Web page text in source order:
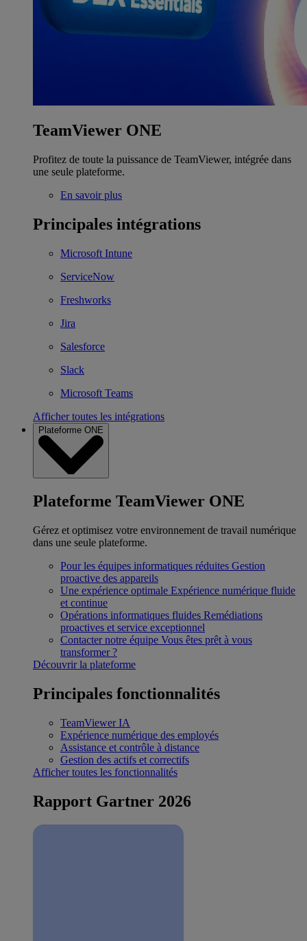
TeamViewer ONE
Profitez de toute la puissance de TeamViewer, intégrée dans
une seule plateforme.
En savoir plus
Principales intégrations
Microsoft Intune
ServiceNow
Freshworks
Jira
Salesforce
Slack
Microsoft Teams
Afficher toutes les intégrations
Plateforme ONE
Plateforme TeamViewer ONE
Gérez et optimisez votre environnement de travail numérique
dans une seule plateforme.
Pour les équipes informatiques réduites Gestion
proactive des appareils
Une expérience optimale Expérience numérique fluide
et continue
Opérations informatiques fluides Remédiations
proactives et service exceptionnel
Contacter notre équipe Vous êtes prêt à vous
transformer ?
Découvrir la plateforme
Principales fonctionnalités
TeamViewer IA
Expérience numérique des employés
Assistance et contrôle à distance
Gestion des actifs et correctifs
Afficher toutes les fonctionnalités
Rapport Gartner 2026